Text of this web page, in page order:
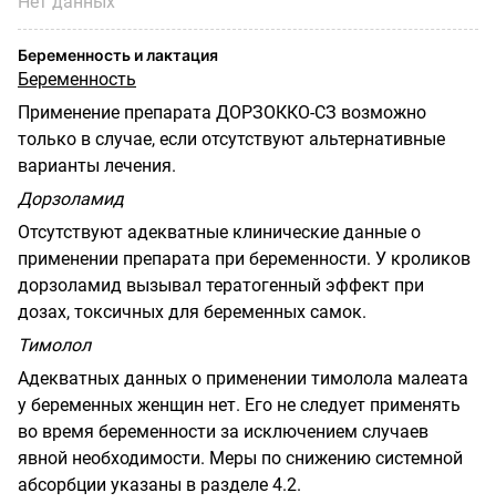
Беременность и лактация
Беременность
Применение препарата ДОРЗОККО-СЗ возможно
только в случае, если отсутствуют альтернативные
варианты лечения.
Дорзоламид
Отсутствуют адекватные клинические данные о
применении препарата при беременности. У кроликов
дорзоламид вызывал тератогенный эффект при
дозах, токсичных для беременных самок.
Тимолол
Адекватных данных о применении тимолола малеата
у беременных женщин нет. Его не следует применять
во время беременности за исключением случаев
явной необходимости. Меры по снижению системной
абсорбции указаны в разделе 4.2.